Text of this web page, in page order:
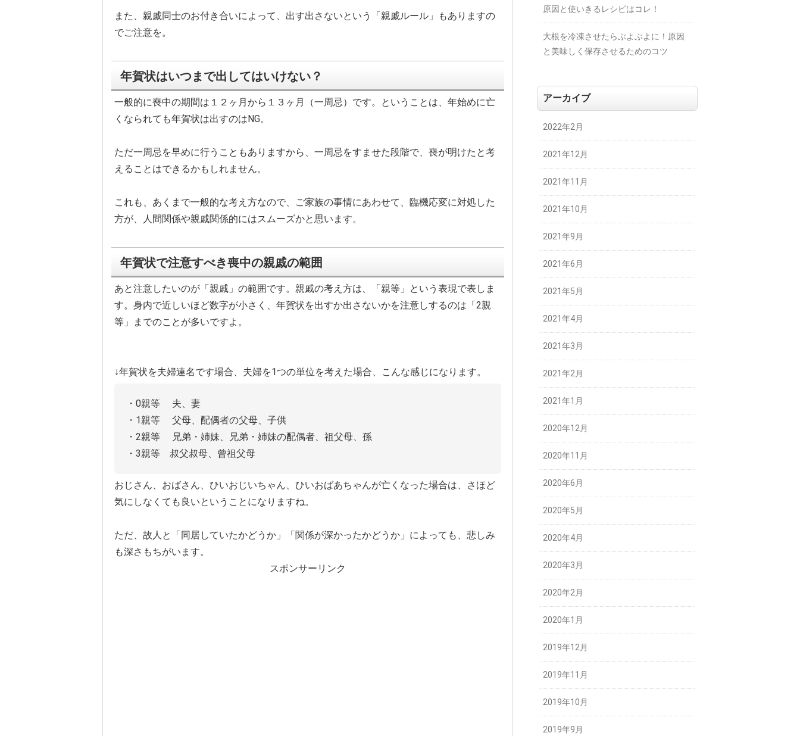
また、親戚同士のお付き合いによって、出す出さないという「親戚ルール」もありますの
でご注意を。
年賀状はいつまで出してはいけない？
一般的に喪中の期間は１２ヶ月から１３ヶ月（一周忌）です。ということは、年始めに亡
くなられても年賀状は出すのはNG。
ただ一周忌を早めに行うこともありますから、一周忌をすませた段階で、喪が明けたと考
えることはできるかもしれません。
これも、あくまで一般的な考え方なので、ご家族の事情にあわせて、臨機応変に対処した
方が、人間関係や親戚関係的にはスムーズかと思います。
年賀状で注意すべき喪中の親戚の範囲
あと注意したいのが「親戚」の範囲です。親戚の考え方は、「親等」という表現で表しま
す。身内で近しいほど数字が小さく、年賀状を出すか出さないかを注意しするのは「2親
等」までのことが多いですよ。
↓年賀状を夫婦連名です場合、夫婦を1つの単位を考えた場合、こんな感じになります。
・0親等 夫、妻
・1親等 父母、配偶者の父母、子供
・2親等 兄弟・姉妹、兄弟・姉妹の配偶者、祖父母、孫
・3親等 叔父叔母、曾祖父母
おじさん、おばさん、ひいおじいちゃん、ひいおばあちゃんが亡くなった場合は、さほど
気にしなくても良いということになりますね。
ただ、故人と「同居していたかどうか」「関係が深かったかどうか」によっても、悲しみ
も深さもちがいます。
スポンサーリンク
原因と使いきるレシピはコレ！
大根を冷凍させたらぶよぶよに！原因
と美味しく保存させるためのコツ
アーカイブ
2022年2月
2021年12月
2021年11月
2021年10月
2021年9月
2021年6月
2021年5月
2021年4月
2021年3月
2021年2月
2021年1月
2020年12月
2020年11月
2020年6月
2020年5月
2020年4月
2020年3月
2020年2月
2020年1月
2019年12月
2019年11月
2019年10月
2019年9月